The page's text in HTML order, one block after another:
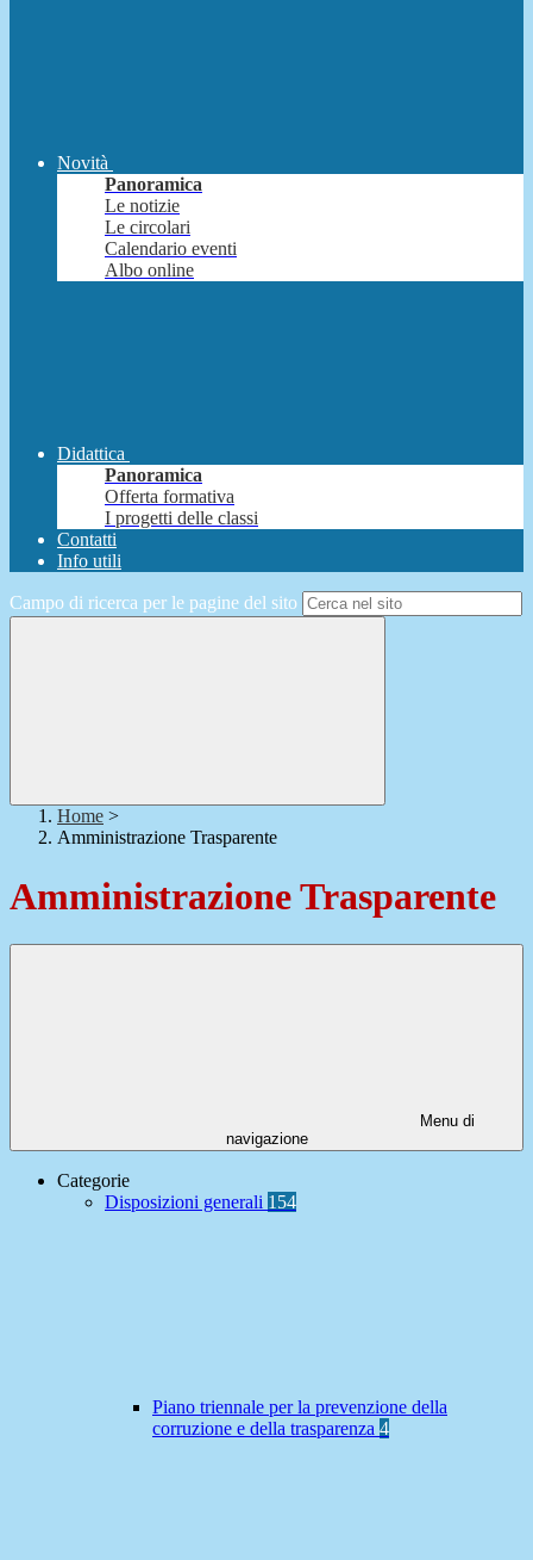
Novità
Panoramica
Le notizie
Le circolari
Calendario eventi
Albo online
Didattica
Panoramica
Offerta formativa
I progetti delle classi
Contatti
Info utili
Campo di ricerca per le pagine del sito
Home >
Amministrazione Trasparente
Amministrazione Trasparente
Menu di
navigazione
Categorie
Disposizioni generali 154
Piano triennale per la prevenzione della
corruzione e della trasparenza 4